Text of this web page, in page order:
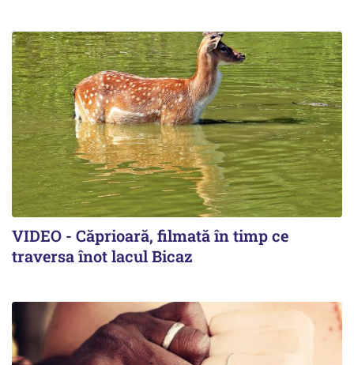
VIDEO - Căprioară, filmată în timp ce
traversa înot lacul Bicaz